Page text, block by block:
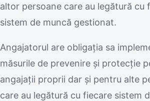
altor persoane care au legătură cu
sistem de muncă gestionat.
Angajatorul are obligaţia sa
măsurile de prevenire și protecție
angajații proprii dar și pentru alte
care au legătură cu fiecare sistem